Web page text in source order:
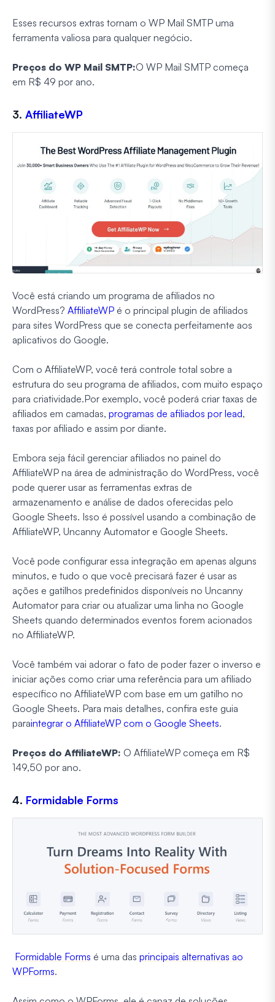
Esses recursos extras tornam o WP Mail SMTP uma
ferramenta valiosa para qualquer negócio.
Preços do WP Mail SMTP:O WP Mail SMTP começa
em R$ 49 por ano.
3. AffiliateWP
Você está criando um programa de afiliados no
WordPress? AffiliateWP é o principal plugin de afiliados
para sites WordPress que se conecta perfeitamente aos
aplicativos do Google.
Com o AffiliateWP, você terá controle total sobre a
estrutura do seu programa de afiliados, com muito espaço
para criatividade.Por exemplo, você poderá criar taxas de
afiliados em camadas, programas de afiliados por lead,
taxas por afiliado e assim por diante.
Embora seja fácil gerenciar afiliados no painel do
AffiliateWP na área de administração do WordPress, você
pode querer usar as ferramentas extras de
armazenamento e análise de dados oferecidas pelo
Google Sheets. Isso é possível usando a combinação de
AffiliateWP, Uncanny Automator e Google Sheets.
Você pode configurar essa integração em apenas alguns
minutos, e tudo o que você precisará fazer é usar as
ações e gatilhos predefinidos disponíveis no Uncanny
Automator para criar ou atualizar uma linha no Google
Sheets quando determinados eventos forem acionados
no AffiliateWP.
Você também vai adorar o fato de poder fazer o inverso e
iniciar ações como criar uma referência para um afiliado
específico no AffiliateWP com base em um gatilho no
Google Sheets. Para mais detalhes, confira este guia
paraintegrar o AffiliateWP com o Google Sheets.
Preços do AffiliateWP: O AffiliateWP começa em R$
149,50 por ano.
4. Formidable Forms
Formidable Forms é uma das principais alternativas ao
WPForms.